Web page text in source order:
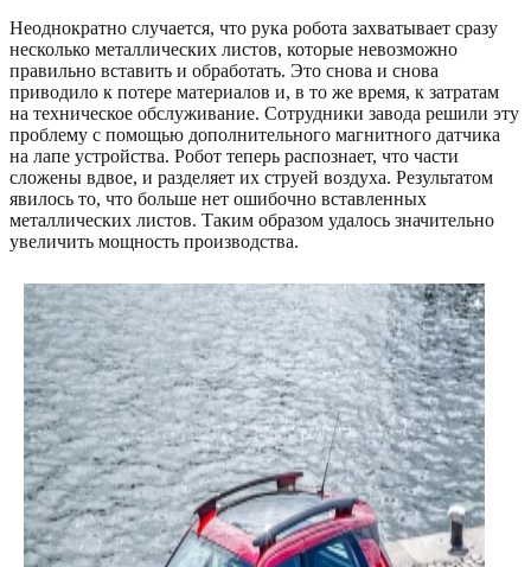
Неоднократно случается, что рука робота захватывает сразу
несколько металлических листов, которые невозможно
правильно вставить и обработать. Это снова и снова
приводило к потере материалов и, в то же время, к затратам
на техническое обслуживание. Сотрудники завода решили эту
проблему с помощью дополнительного магнитного датчика
на лапе устройства. Робот теперь распознает, что части
сложены вдвое, и разделяет их струей воздуха. Результатом
явилось то, что больше нет ошибочно вставленных
металлических листов. Таким образом удалось значительно
увеличить мощность производства.